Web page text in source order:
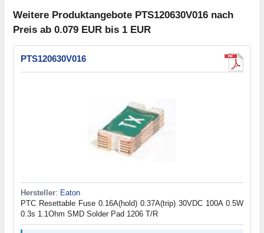
Weitere Produktangebote PTS120630V016 nach
Preis ab 0.079 EUR bis 1 EUR
PTS120630V016
Hersteller: Eaton
PTC Resettable Fuse 0.16A(hold) 0.37A(trip) 30VDC 100A 0.5W
0.3s 1.1Ohm SMD Solder Pad 1206 T/R